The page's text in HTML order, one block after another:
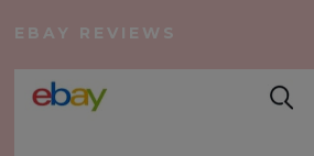
EBAY REVIEWS